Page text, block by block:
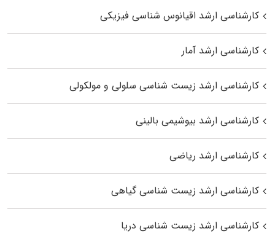
کارشناسی ارشد اقیانوس‌ شناسی فیزیکی
کارشناسی ارشد آمار
کارشناسی ارشد زیست شناسی سلولی و مولکولی
کارشناسی ارشد بیوشیمی بالینی
کارشناسی ارشد ریاضی
کارشناسی ارشد زیست‌ شناسی گیاهی
کارشناسی ارشد زیست‌ شناسی دریا